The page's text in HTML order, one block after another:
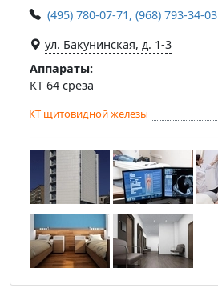
(495) 780-07-71, (968) 793-34-03
ул. Бакунинская, д. 1-3
Аппараты:
КТ 64 среза
КТ щитовидной железы